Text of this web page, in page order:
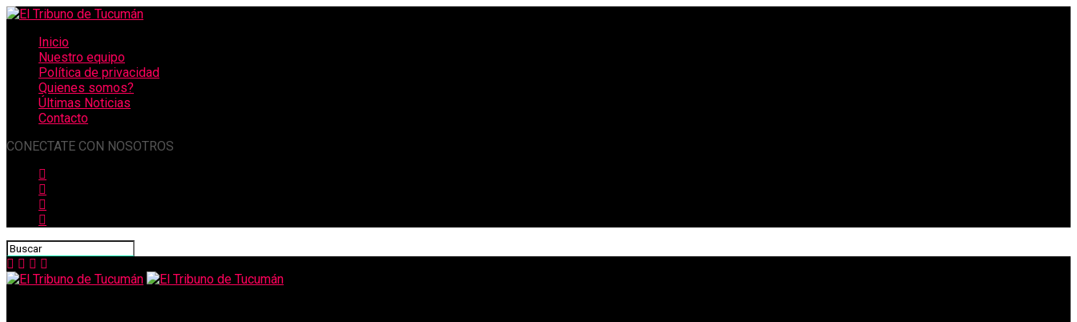
Inicio
Nuestro equipo
Política de privacidad
Quienes somos?
Últimas Noticias
Contacto
CONECTATE CON NOSOTROS